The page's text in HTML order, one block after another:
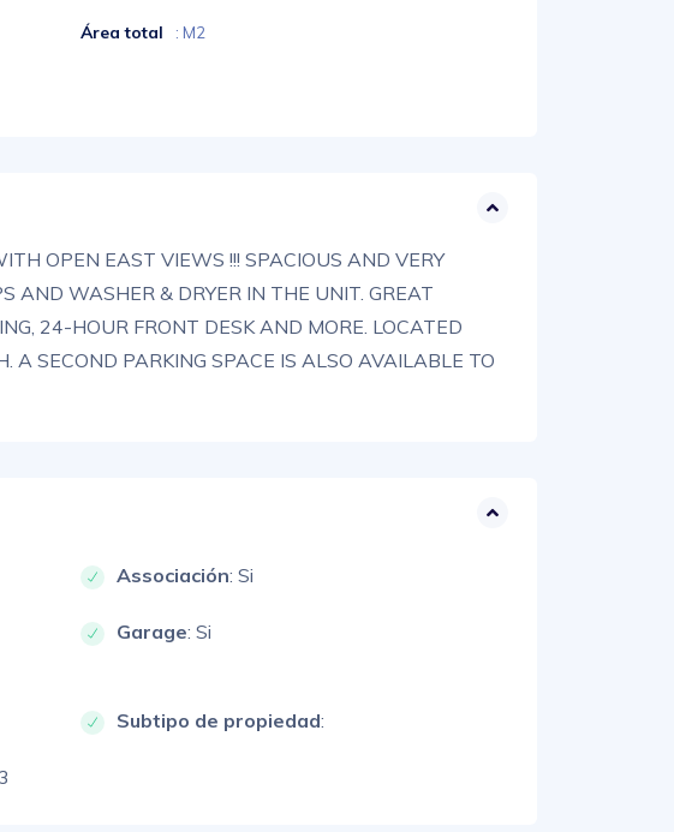
Área total : M2
OPEN EAST VIEWS !!! SPACIOUS AND VERY
AND WASHER & DRYER IN THE UNIT. GREAT
24-HOUR FRONT DESK AND MORE. LOCATED
SECOND PARKING SPACE IS ALSO AVAILABLE TO
Associación: Si
Garage: Si
Subtipo de propiedad: